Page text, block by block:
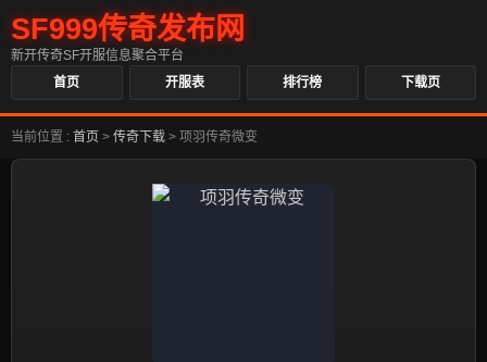
SF999传奇发布网
新开传奇SF开服信息聚合平台
首页
开服表 排行榜 下载页
当前位置 : 首页 > 传奇下载 > 项羽传奇微变